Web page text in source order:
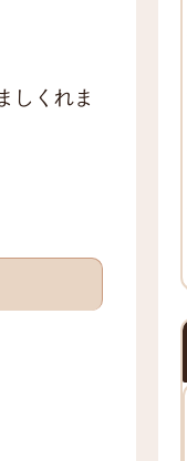
しくれま